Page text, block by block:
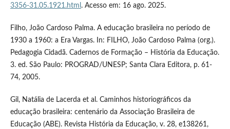
3356-31.05.1921.html . Acesso em: 16 ago. 2025.
Filho, João Cardoso Palma. A educação brasileira no período de
1930 a 1960: a Era Vargas. In: FILHO, João Cardoso Palma (org.).
Pedagogia Cidadã. Cadernos de Formação – História da Educação.
3. ed. São Paulo: PROGRAD/UNESP; Santa Clara Editora, p. 61-
74, 2005.
Gil, Natália de Lacerda et al. Caminhos historiográficos da
educação brasileira: centenário da Associação Brasileira de
Educação (ABE). Revista História da Educação, v. 28, e138261,